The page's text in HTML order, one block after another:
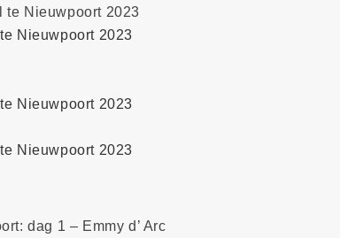
Nieuwpoort 2023
Nieuwpoort 2023
Nieuwpoort 2023
dag 1 – Emmy d’ Arc